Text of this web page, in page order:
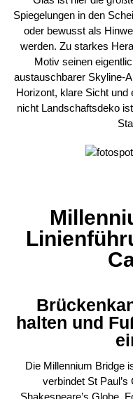
Spiegelungen in den
oder bewusst als
werden. Zu starkes
Motiv seinen
austauschbarer Skyline-
Horizont, klare Sicht und
nicht Landschaftsdeko
halten und
Die Millennium Bridge
verbindet St
Shakespeare’s Globe.